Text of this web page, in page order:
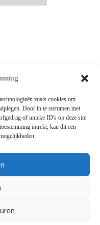
zoals cookies om
Door in te stemmen met
of unieke ID's op deze site
intrekt, kan dit een
-Algemene
-Over ons